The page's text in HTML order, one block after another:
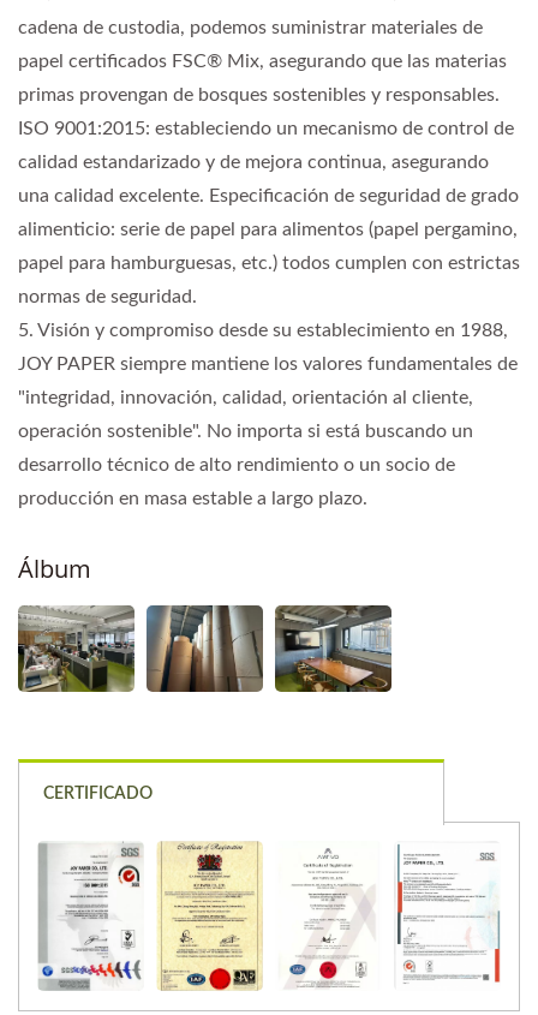
cadena de custodia, podemos suministrar materiales de
papel certificados FSC® Mix, asegurando que las materias
primas provengan de bosques sostenibles y responsables.
ISO 9001:2015: estableciendo un mecanismo de control de
calidad estandarizado y de mejora continua, asegurando
una calidad excelente. Especificación de seguridad de grado
alimenticio: serie de papel para alimentos (papel pergamino,
papel para hamburguesas, etc.) todos cumplen con estrictas
normas de seguridad.
5. Visión y compromiso desde su establecimiento en 1988,
JOY PAPER siempre mantiene los valores fundamentales de
"integridad, innovación, calidad, orientación al cliente,
operación sostenible". No importa si está buscando un
desarrollo técnico de alto rendimiento o un socio de
producción en masa estable a largo plazo.
Álbum
CERTIFICADO